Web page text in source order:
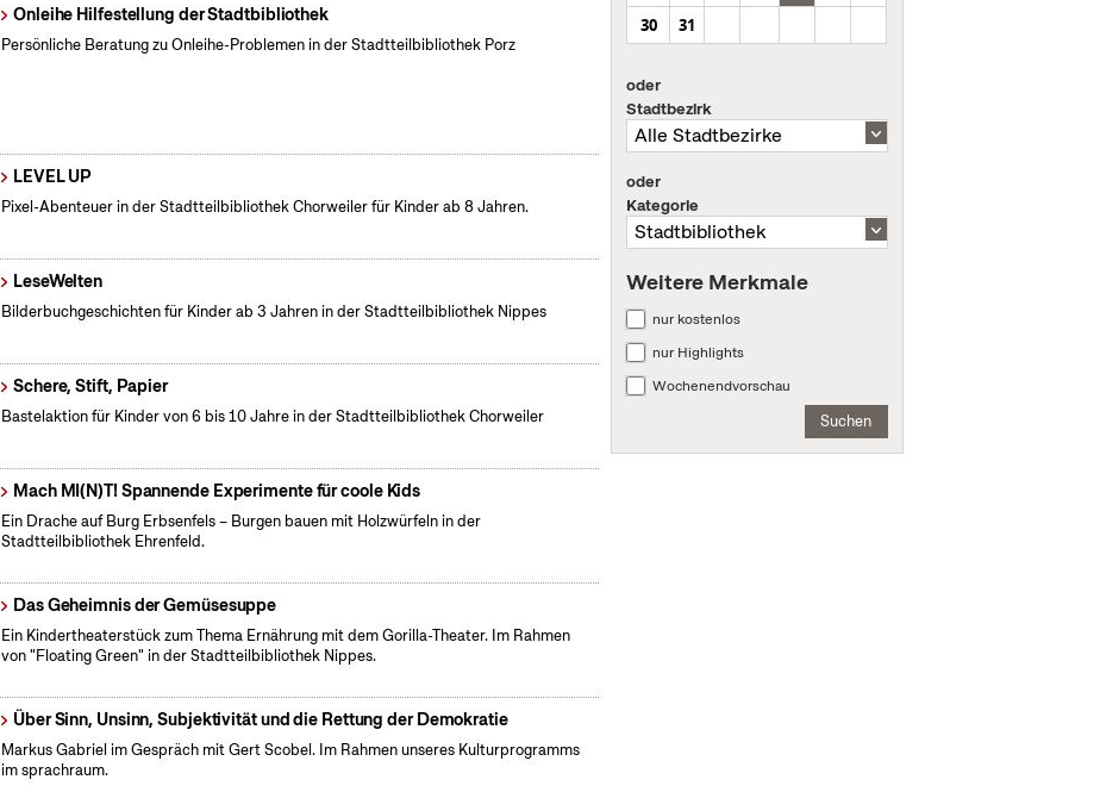
Onleihe Hilfestellung der Stadtbibliothek
Persönliche Beratung zu Onleihe-Problemen in der Stadtteilbibliothek Porz
LEVEL UP
Pixel-Abenteuer in der Stadtteilbibliothek Chorweiler für Kinder ab 8 Jahren.
LeseWelten
Bilderbuchgeschichten für Kinder ab 3 Jahren in der Stadtteilbibliothek Nippes
Schere, Stift, Papier
Bastelaktion für Kinder von 6 bis 10 Jahre in der Stadtteilbibliothek Chorweiler
Mach MI(N)T! Spannende Experimente für coole Kids
Ein Drache auf Burg Erbsenfels – Burgen bauen mit Holzwürfeln in der
Stadtteilbibliothek Ehrenfeld.
Das Geheimnis der Gemüsesuppe
Ein Kindertheaterstück zum Thema Ernährung mit dem Gorilla-Theater. Im Rahmen
von "Floating Green" in der Stadtteilbibliothek Nippes.
Über Sinn, Unsinn, Subjektivität und die Rettung der Demokratie
Markus Gabriel im Gespräch mit Gert Scobel. Im Rahmen unseres Kulturprogramms
im sprachraum.
30
31
oder
Stadtbezirk
oder
Kategorie
Weitere Merkmale
nur kostenlos
nur Highlights
Wochenendvorschau
Suchen